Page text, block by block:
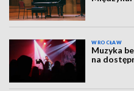
WROCŁAW
Muzyka
na